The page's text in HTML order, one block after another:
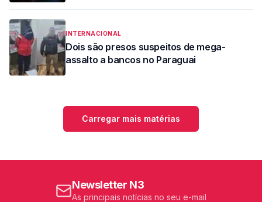
INTERNACIONAL
Dois são presos suspeitos de mega-
assalto a bancos no Paraguai
Carregar mais matérias
Newsletter N3
As principais notícias no seu e-mail